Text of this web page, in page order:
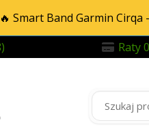
Smart Band Garmin
Raty